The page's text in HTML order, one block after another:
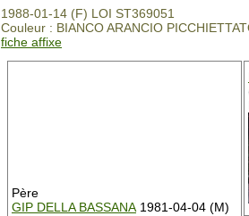
1988-01-14 (F) LOI ST369051
Couleur : BIANCO ARANCIO
fiche affixe
Père
GIP DELLA BASSANA 1981-04-04 (M)